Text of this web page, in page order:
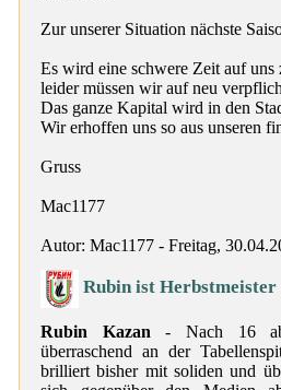
Zur unserer Situation nächste
Es wird eine schwere Zeit auf uns
leider müssen wir auf neu
Das ganze Kapital wird in den
Wir erhoffen uns so aus unseren
Gruss
Mac1177
Autor: Mac1177 - Freitag,
Rubin ist Herbstmeister
Rubin Kazan - Nach 16
überraschend an der
brilliert bisher mit soliden und